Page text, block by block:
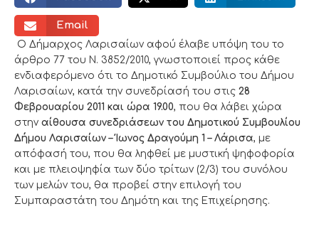
Email
Ο Δήμαρχος Λαρισαίων αφού έλαβε υπόψη του το
άρθρο 77 του Ν. 3852/2010, γνωστοποιεί προς κάθε
ενδιαφερόμενο ότι το Δημοτικό Συμβούλιο του Δήμου
Λαρισαίων, κατά την συνεδρίασή του στις 28
Φεβρουαρίου 2011 και ώρα 19.00, που θα λάβει χώρα
στην αίθουσα συνεδριάσεων του Δημοτικού Συμβουλίου
Δήμου Λαρισαίων – Ίωνος Δραγούμη 1 – Λάρισα, με
απόφασή του, που θα ληφθεί με μυστική ψηφοφορία
και με πλειοψηφία των δύο τρίτων (2/3) του συνόλου
των μελών του, θα προβεί στην επιλογή του
Συμπαραστάτη του Δημότη και της Επιχείρησης.